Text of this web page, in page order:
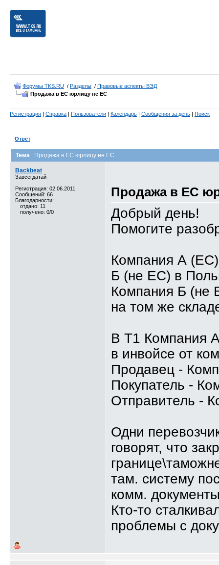
Форумы TKS.RU / Разделы / Правовые аспекты ВЭД
Продажа в ЕС юрлицу не ЕС
Регистрация | Справка | Пользователи | Календарь | Сообщения за день | Поиск
Ответ
Тема : Продажа в ЕС юрлицу не ЕС
Backbeat
Завсегдатай
Регистрация: 02.06.2011
Сообщений: 66
Благодарности:
отдано: 11
получено: 0/0
Продажа в ЕС
Добрый день!
Помогите
Компания А (ЕС)
Б (не ЕС) в
Компания Б (не
на том же
В Т1 Компания
в инвойсе от
Продавец -
Покупатель -
Отправитель -
Одни
говорят, что
там. систему
комм.
Кто-то
проблемы с